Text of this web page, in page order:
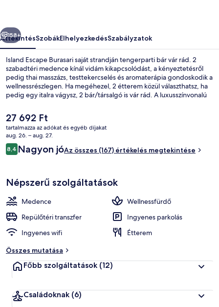
Következő
158+
ÁttekintésSzobákElhelyezkedésSzabályzatok
Island Escape Burasari saját strandján tengerparti bár vár rád. 2
szabadtéri medence kínál vidám kikapcsolódást, a kényeztetésről
pedig thai masszázs, testtekercselés és aromaterápia gondoskodik a
wellnessrészlegen. Ha megéhezel, 2 étterem közül választhatsz, ha
pedig egy italra vágysz, 2 bár/társalgó is vár rád. A luxusszínvonalú
medence melletti bár és szauna.
A
jelenlegi
ár
27 692 Ft
27 692 Ft
tartalmazza az adókat és egyéb díjakat
aug. 26. – aug. 27.
Értékelések
8,48,4 ennyiből: 10
Nagyon jóAz összes (167) értékelés megtekintése
Népszerű szolgáltatások
Medence
Wellnessfürdő
Repülőtéri transzfer
Ingyenes parkolás
Ingyenes wifi
Étterem
Összes mutatása
Főbb szolgáltatások (12)
Családoknak (6)